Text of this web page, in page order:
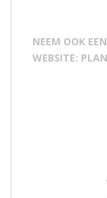
NEEM OOK
WEBSITE: